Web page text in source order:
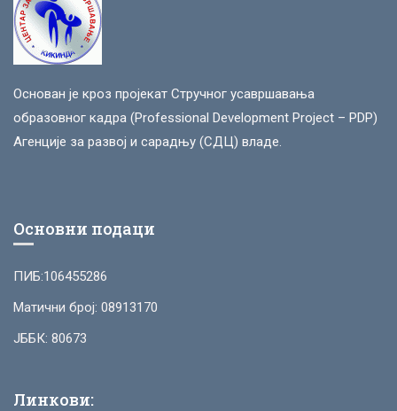
Основан је кроз пројекат Стручног усавршавања
образовног кадра (Professional Development Project – PDP)
Агенције за развој и сарадњу (СДЦ) владе.
Основни подаци
ПИБ:106455286
Матични број: 08913170
ЈББК: 80673
Линкови: